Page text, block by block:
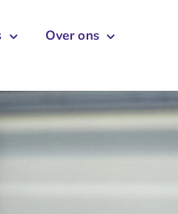
Over ons